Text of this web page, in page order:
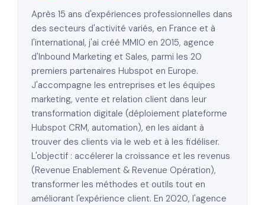
Après 15 ans d'expériences professionnelles dans
des secteurs d'activité variés, en France et à
l'international, j'ai créé MMIO en 2015, agence
d'Inbound Marketing et Sales, parmi les 20
premiers partenaires Hubspot en Europe.
J'accompagne les entreprises et les équipes
marketing, vente et relation client dans leur
transformation digitale (déploiement plateforme
Hubspot CRM, automation), en les aidant à
trouver des clients via le web et à les fidéliser.
L'objectif : accélerer la croissance et les revenus
(Revenue Enablement & Revenue Opération),
transformer les méthodes et outils tout en
améliorant l'expérience client. En 2020, l'agence